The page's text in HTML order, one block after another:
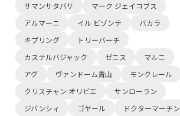
サマンサタバサ
マーク ジェイコブス
アルマーニ
イル ビゾンテ
バカラ
キプリング
トリーバーチ
カステルバジャック
ゼニス
マルニ
アグ
ヴァンドーム青山
モンクレール
クリスチャン オリビエ
サンローラン
ジバンシィ
ゴヤール
ドクターマーチン